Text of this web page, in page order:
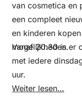
van cosmetica en
een compleet
en kinderen
mogelijkheden.
Vanaf 20.30 is er
met iedere
uur.
Weiter lesen…